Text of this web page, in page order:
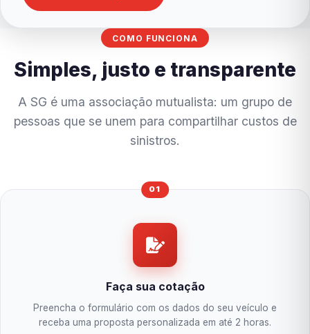
COMO FUNCIONA
Simples, justo e transparente
A SG é uma associação mutualista: um grupo de
pessoas que se unem para compartilhar custos de
sinistros.
01
Faça sua cotação
Preencha o formulário com os dados do seu veículo e
receba uma proposta personalizada em até 2 horas.